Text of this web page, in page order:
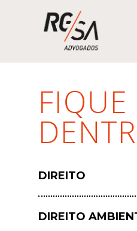
FIQUE
DIREITO
DIREITO